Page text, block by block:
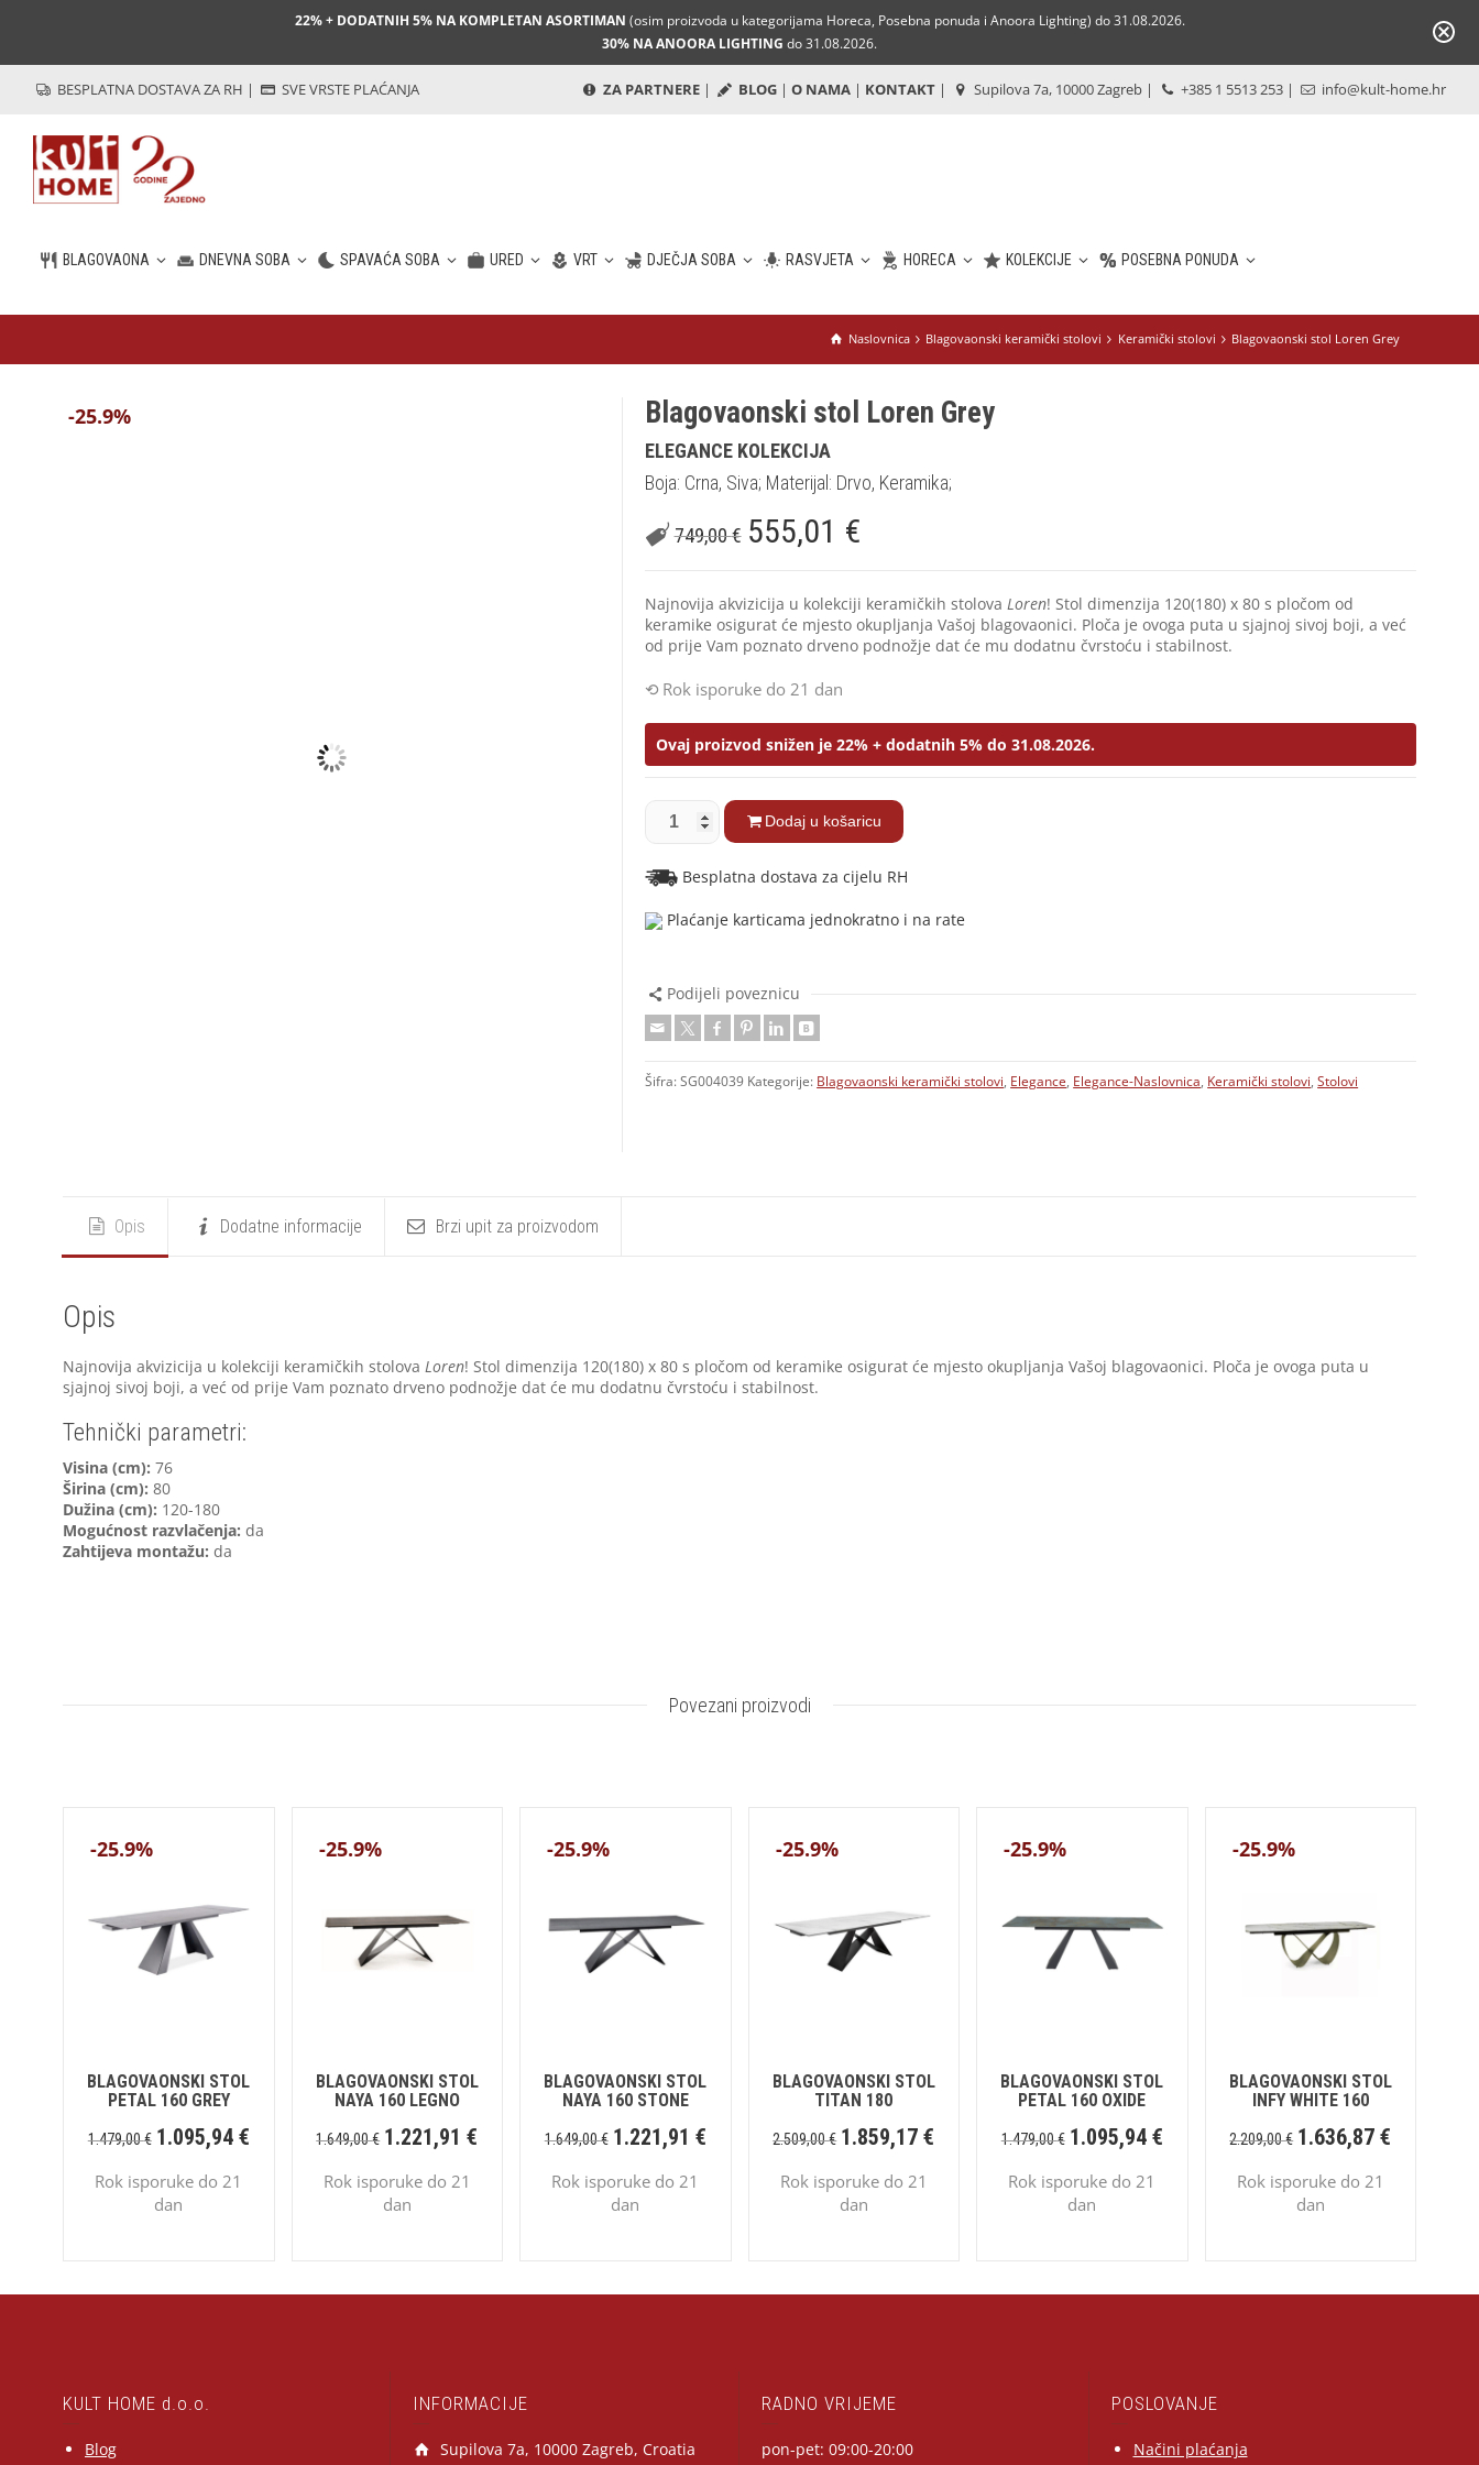
22% + DODATNIH 5% NA KOMPLETAN ASORTIMAN (osim proizvoda u kategorijama Horeca, Posebna ponuda i Anoora Lighting) do 31.08.2026.
30% NA ANOORA LIGHTING do 31.08.2026.
BESPLATNA DOSTAVA ZA RH | SVE VRSTE PLAĆANJA ZA PARTNERE | BLOG | O NAMA | KONTAKT | Supilova 7a, 10000 Zagreb | +385 1 5513 253 | info@kult-home.hr
BLAGOVAONA DNEVNA SOBA SPAVAĆA SOBA URED VRT DJEČJA SOBA RASVJETA HORECA KOLEKCIJE POSEBNA PONUDA
HR
Naslovnica Blagovaonski keramički stolovi Keramički stolovi Blagovaonski stol Loren Grey
-25.9% Blagovaonski stol Loren Grey
ELEGANCE KOLEKCIJA
Boja: Crna, Siva; Materijal: Drvo, Keramika;
749,00€ 555,01 €
Najnovija akvizicija u kolekciji keramičkih stolova Loren! Stol dimenzija 120(180) x 80 s pločom od
keramike osigurat će mjesto okupljanja Vašoj blagovaonici. Ploča je ovoga puta u sjajnoj sivoj boji, a već
od prije Vam poznato drveno podnožje dat će mu dodatnu čvrstoću i stabilnost.
Rok isporuke do 21 dan
Ovaj proizvod snižen je 22% + dodatnih 5% do 31.08.2026.
Dodaj u košaricu
Besplatna dostava za cijelu RH
Plaćanje karticama jednokratno i na rate
Podijeli poveznicu
Šifra:SG004039 Kategorije: Blagovaonski keramički stolovi, Elegance, Elegance-Naslovnica, Keramički stolovi,Stolovi
Opis Dodatne informacije Brzi upit za proizvodom
Opis
Najnovija akvizicija u kolekciji keramičkih stolova Loren! Stol dimenzija 120(180) x 80 s pločom od keramike osigurat će mjesto okupljanja Vašoj blagovaonici. Ploča je ovoga puta u
sjajnoj sivoj boji, a već od prije Vam poznato drveno podnožje dat će mu dodatnu čvrstoću i stabilnost.
Tehnički parametri:
Visina (cm): 76
Širina (cm): 80
Dužina (cm): 120-180
Mogućnost razvlačenja: da
Zahtijeva montažu: da
Povezani proizvodi
-25.9%
BLAGOVAONSKI STOL
PETAL 160 GREY
1.479,00€ 1.095,94 €
Rok isporuke do 21
dan
-25.9%
BLAGOVAONSKI STOL
NAYA 160 LEGNO
1.649,00€ 1.221,91€
Rok isporuke do 21
dan
-25.9%
BLAGOVAONSKI STOL
NAYA 160 STONE
1.649,00€ 1.221,91 €
Rok isporuke do 21
dan
-25.9%
BLAGOVAONSKI STOL
TITAN 180
2.509,00€ 1.859,17€
Rok isporuke do 21
dan
-25.9%
BLAGOVAONSKI STOL
PETAL 160 OXIDE
1.479,00€ 1.095,94 €
Rok isporuke do 21
dan
-25.9%
BLAGOVAONSKI STOL
INFY WHITE 160
2.209,00€ 1.636,87€
Rok isporuke do 21
dan
KULT HOME d.o.o.
Blog
INFORMACIJE
Supilova 7a, 10000 Zagreb, Croatia
RADNO VRIJEME
pon-pet: 09:00-20:00
POSLOVANJE
Načini plaćanja